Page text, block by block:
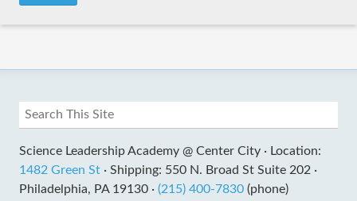
Science Leadership Academy @ Center City · Location:
1482 Green St · Shipping: 550 N. Broad St Suite 202 ·
Philadelphia, PA 19130 · (215) 400-7830 (phone)